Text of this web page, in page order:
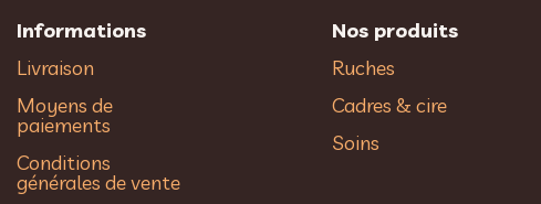
Informations
Livraison
Moyens de
paiements
Conditions
générales de vente
Nos produits
Ruches
Cadres & cire
Soins